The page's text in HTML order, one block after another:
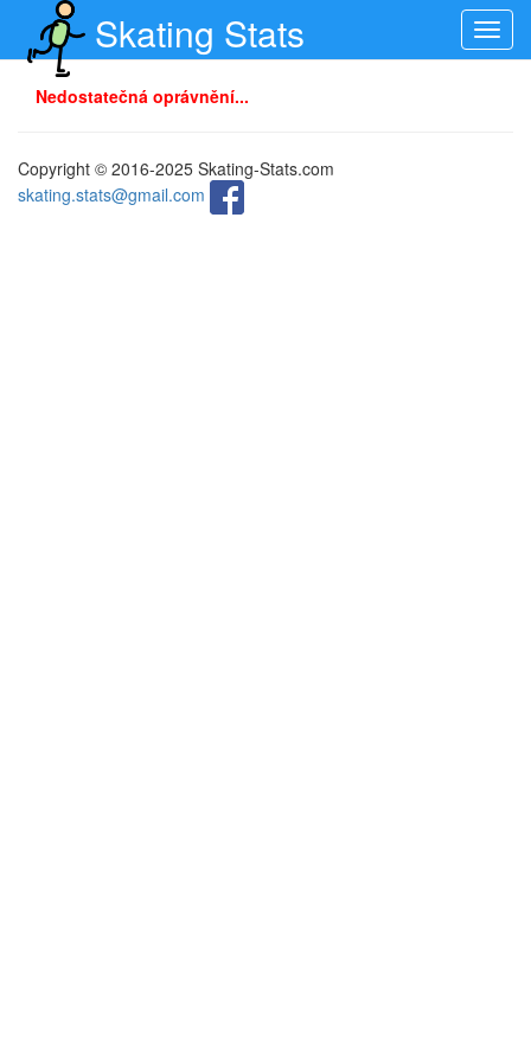
Skating Stats
Nedostatečná oprávnění...
Copyright © 2016-2025 Skating-Stats.com
skating.stats@gmail.com